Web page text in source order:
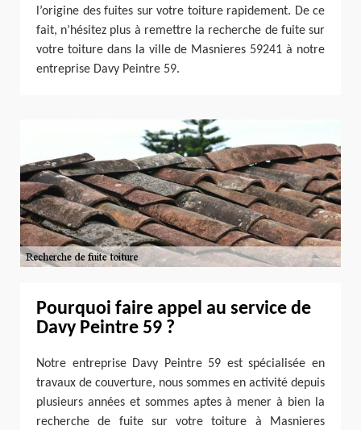
l’origine des fuites sur votre toiture rapidement. De ce
fait, n’hésitez plus à remettre la recherche de fuite sur
votre toiture dans la ville de Masnieres 59241 à notre
entreprise Davy Peintre 59.
Pourquoi faire appel au service de
Davy Peintre 59 ?
Notre entreprise Davy Peintre 59 est spécialisée en
travaux de couverture, nous sommes en activité depuis
plusieurs années et sommes aptes à mener à bien la
recherche de fuite sur votre toiture à Masnieres